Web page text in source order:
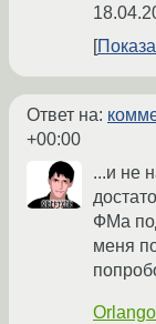
Ответ на:
+00:00
...и не
ФМа
меня